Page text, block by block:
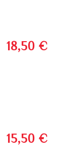
18,50 €
15,50 €